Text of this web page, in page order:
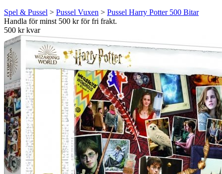
Spel & Pussel > Pussel Vuxen > Pussel Harry Potter 500 Bitar
Handla för minst 500 kr för fri frakt.
500 kr kvar